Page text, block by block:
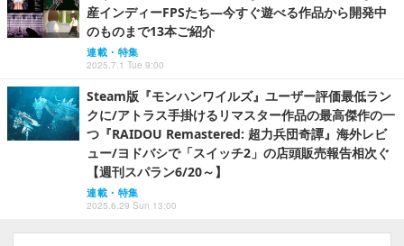
産インディーFPSたち―今すぐ遊べる作品から開発中
のものまで13本ご紹介
連載・特集
2025.7.1 Tue 9:00
Steam版『モンハンワイルズ』ユーザー評価最低ラン
クに/アトラス手掛けるリマスター作品の最高傑作の一
つ『RAIDOU Remastered: 超力兵団奇譚』海外レビ
ュー/ヨドバシで「スイッチ2」の店頭販売報告相次ぐ
【週刊スパラン6/20～】
連載・特集
2025.6.29 Sun 13:00